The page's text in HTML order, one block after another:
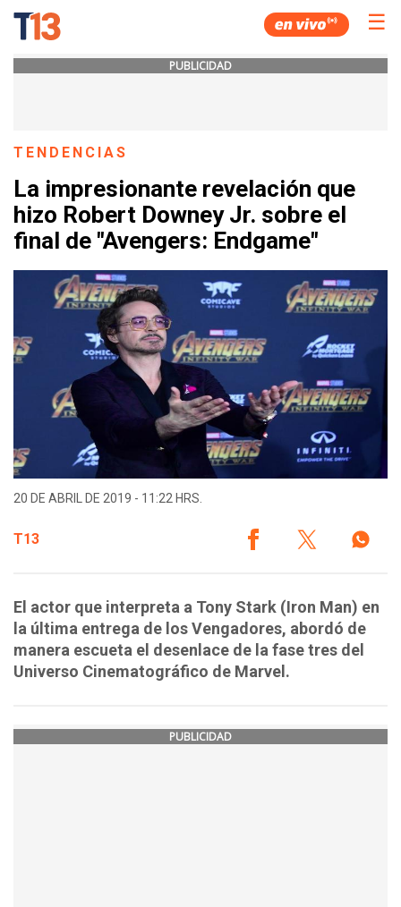
☰
PUBLICIDAD
TENDENCIAS
La impresionante revelación que
hizo Robert Downey Jr. sobre el
final de "Avengers: Endgame"
20 DE ABRIL DE 2019 - 11:22 HRS.
T13
El actor que interpreta a Tony Stark (Iron Man) en
la última entrega de los Vengadores, abordó de
manera escueta el desenlace de la fase tres del
Universo Cinematográfico de Marvel.
PUBLICIDAD